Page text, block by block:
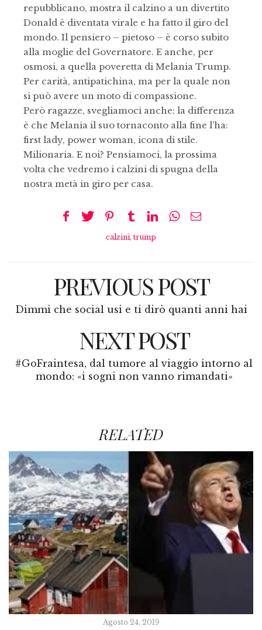
repubblicano, mostra il calzino a un divertito
Donald è diventata virale e ha fatto il giro del
mondo. Il pensiero – pietoso – è corso subito
alla moglie del Governatore. E anche, per
osmosi, a quella poveretta di Melania Trump.
Per carità, antipatichina, ma per la quale non
si può avere un moto di compassione.
Però ragazze, svegliamoci anche: la differenza
è che Melania il suo tornaconto alla fine l’ha:
first lady, power woman, icona di stile.
Milionaria. E noi? Pensiamoci, la prossima
volta che vedremo i calzini di spugna della
nostra metà in giro per casa.
calzini, trump
PREVIOUS POST
Dimmi che social usi e ti dirò quanti anni hai
NEXT POST
#GoFraintesa, dal tumore al viaggio intorno al
mondo: «i sogni non vanno rimandati»
RELATED
Agosto 24, 2019